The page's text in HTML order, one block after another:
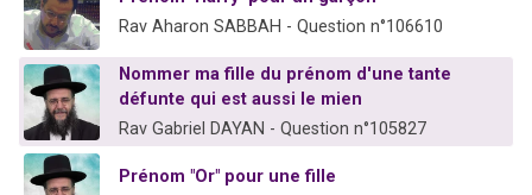
Rav Aharon SABBAH - Question n°106610
Nommer ma fille du prénom d'une tante
défunte qui est aussi le mien
Rav Gabriel DAYAN - Question n°105827
Prénom "Or" pour une fille